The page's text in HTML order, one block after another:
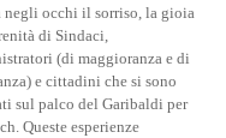
negli occhi il sorriso, la gioia
di Sindaci,
(di maggioranza e di
e cittadini che si sono
sul palco del Garibaldi per
Queste esperienze